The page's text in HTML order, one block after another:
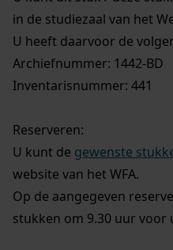
in de studiezaal van het
U heeft daarvoor de
Archiefnummer: 1442-BD
Inventarisnummer: 441
Reserveren:
U kunt de gewenste
website van het WFA.
Op de aangegeven
stukken om 9.30 uur voor